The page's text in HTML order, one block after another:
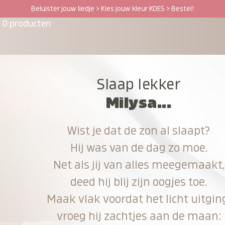
Beluister jouw liedje > Kies jouw kleur KOES > Bestel!
0 producten
Slaap lekker
Milysa...
Wist je dat de zon al slaapt?
Hij was van de dag zo moe.
Net als jij van alles meegemaakt,
deed hij blij zijn oogjes toe.
Maak vlak voordat het licht
vroeg hij zachtjes aan de maan: